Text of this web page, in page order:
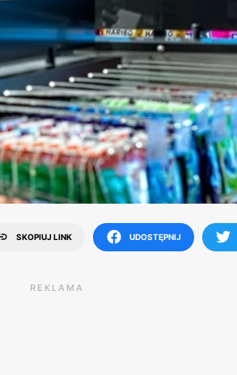
SKOPIUJ LINK UDOSTĘPNIJ
REKLAMA